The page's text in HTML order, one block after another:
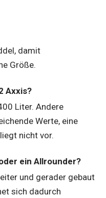
damit
Größe.
Axxis?
Liter. Andere
Werte, eine
nicht vor.
ein Allrounder?
und gerader gebaut
sich dadurch